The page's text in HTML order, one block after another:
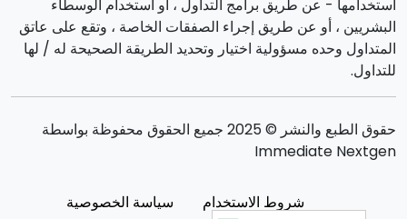
استخدامها - عن طريق برامج التداول ، أو استخدام الوسطاء
البشريين ، أو عن طريق إجراء الصفقات الخاصة ، وتقع على عاتق
المتداول وحده مسؤولية اختيار وتحديد الطريقة الصحيحة له / لها
للتداول.
حقوق الطبع والنشر © 2025 جميع الحقوق محفوظة بواسطة
Immediate Nextgen
شروط الاستخدام
سياسة الخصوصية